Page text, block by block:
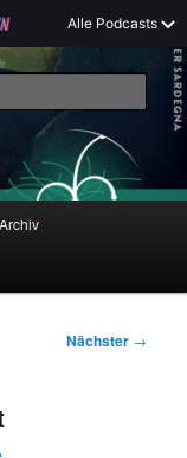
Alle Podcasts
u
e
Archiv
Nächster →